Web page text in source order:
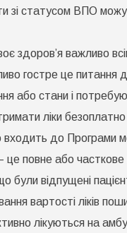
зі статусом ВПО
здоров’я важливо
гостре це питання
або стани і
ліки
входить до Програми
це повне або
були відпущені
вартості ліків
лікуються на